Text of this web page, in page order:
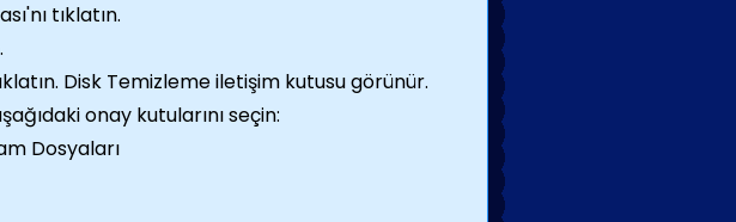
tıklatın.
Disk Temizleme iletişim kutusu görünür.
onay kutularını seçin:
Dosyaları